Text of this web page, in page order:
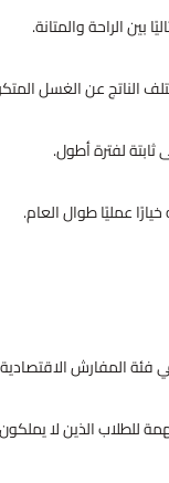
بين الراحة والمتانة.
الناتج عن الغسل
ثابتة لفترة أطول.
عمليًا طوال العام.
فئة المفارش
للطلاب الذين لا